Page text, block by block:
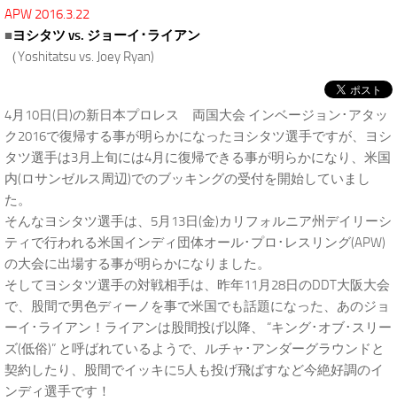
APW 2016.3.22
■ヨシタツ vs. ジョーイ･ライアン
（Yoshitatsu vs. Joey Ryan)
4月10日(日)の新日本プロレス 両国大会 インベージョン･アタッ
ク2016で復帰する事が明らかになったヨシタツ選手ですが、ヨシ
タツ選手は3月上旬には4月に復帰できる事が明らかになり、米国
内(ロサンゼルス周辺)でのブッキングの受付を開始していまし
た。
そんなヨシタツ選手は、5月13日(金)カリフォルニア州デイリーシ
ティで行われる米国インディ団体オール･プロ･レスリング(APW)
の大会に出場する事が明らかになりました。
そしてヨシタツ選手の対戦相手は、昨年11月28日のDDT大阪大会
で、股間で男色ディーノを事で米国でも話題になった、あのジョ
ーイ･ライアン！ライアンは股間投げ以降、 “キング･オブ･スリー
ズ(低俗)” と呼ばれているようで、ルチャ･アンダーグラウンドと
契約したり、股間でイッキに5人も投げ飛ばすなど今絶好調のイ
ンディ選手です！